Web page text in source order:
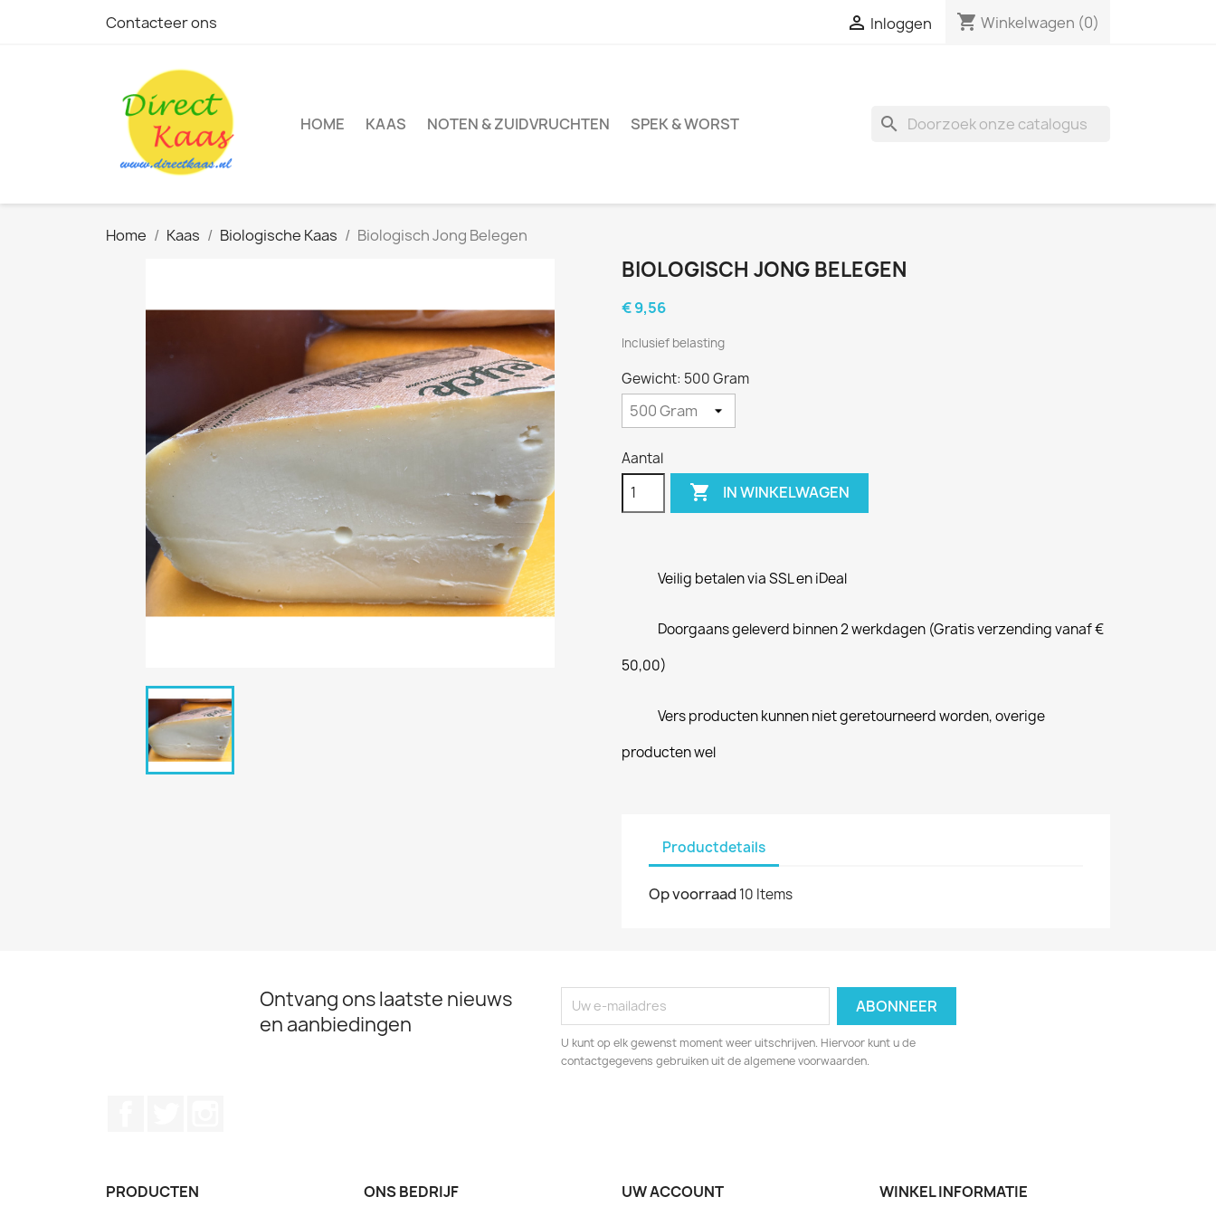
Contacteer ons  Inloggen shopping_cart Winkelwagen (0)
HOME KAAS NOTEN & ZUIDVRUCHTEN SPEK & WORST search
Home Kaas Biologische Kaas Biologisch Jong Belegen
BIOLOGISCH JONG BELEGEN
€ 9,56
Inclusief belasting
Gewicht: 500 Gram
Aantal
 IN WINKELWAGEN
Veilig betalen via SSL en iDeal
Doorgaans geleverd binnen 2 werkdagen (Gratis verzending vanaf €
50,00)
Vers producten kunnen niet geretourneerd worden, overige
producten wel
Productdetails
Op voorraad 10 Items
Ontvang ons laatste nieuws
en aanbiedingen
U kunt op elk gewenst moment weer uitschrijven. Hiervoor kunt u de
contactgegevens gebruiken uit de algemene voorwaarden.
PRODUCTEN ONS BEDRIJF UW ACCOUNT WINKEL INFORMATIE